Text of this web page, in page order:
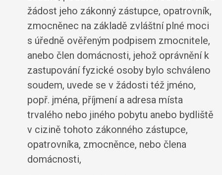
žádost jeho zákonný zástupce, opatrovník,
zmocněnec na základě zvláštní plné moci
s úředně ověřeným podpisem zmocnitele,
anebo člen domácnosti, jehož oprávnění k
zastupování fyzické osoby bylo schváleno
soudem, uvede se v žádosti též jméno,
popř. jména, příjmení a adresa místa
trvalého nebo jiného pobytu anebo bydliště
v cizině tohoto zákonného zástupce,
opatrovníka, zmocněnce, nebo člena
domácnosti,